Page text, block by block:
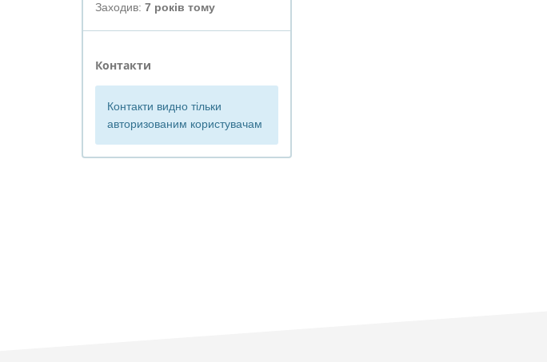
Заходив: 7 років тому
Контакти
Контакти видно тільки
авторизованим користувачам